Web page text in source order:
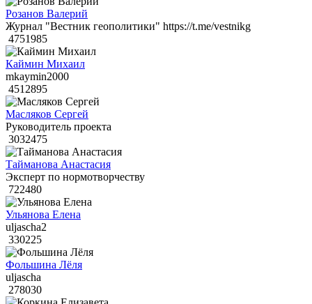
Розанов Валерий
Журнал "Вестник геополитики" https://t.me/vestnikg
4751985
Каймин Михаил
mkaymin2000
4512895
Масляков Сергей
Руководитель проекта
3032475
Тайманова Анастасия
Эксперт по нормотворчеству
722480
Ульянова Елена
uljascha2
330225
Фольшина Лёля
uljascha
278030